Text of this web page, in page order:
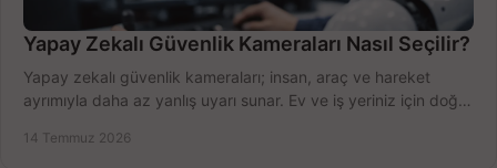
Yapay Zekalı Güvenlik Kameraları Nasıl Seçilir?
Yapay zekalı güvenlik kameraları; insan, araç ve hareket
ayrımıyla daha az yanlış uyarı sunar. Ev ve iş yeriniz için doğru
14 Temmuz 2026